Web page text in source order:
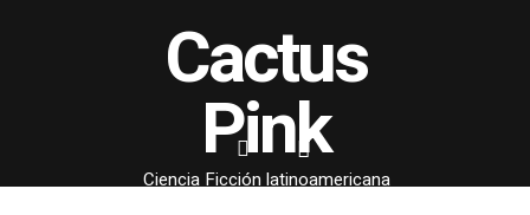
Cactus
Pink
Ciencia Ficción latinoamericana